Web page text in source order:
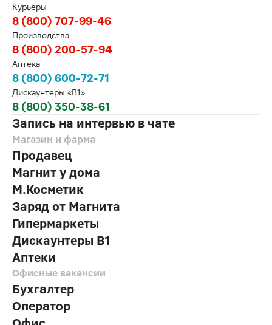
Курьеры
8 (800) 707-99-46
Производства
8 (800) 200-57-94
Аптека
8 (800) 600-72-71
Дискаунтеры «В1»
8 (800) 350-38-61
Запись на интервью в чате
Магазин и фарма
Продавец
Магнит у дома
М.Косметик
Заряд от Магнита
Гипермаркеты
Дискаунтеры В1
Аптеки
Офисные вакансии
Бухгалтер
Оператор